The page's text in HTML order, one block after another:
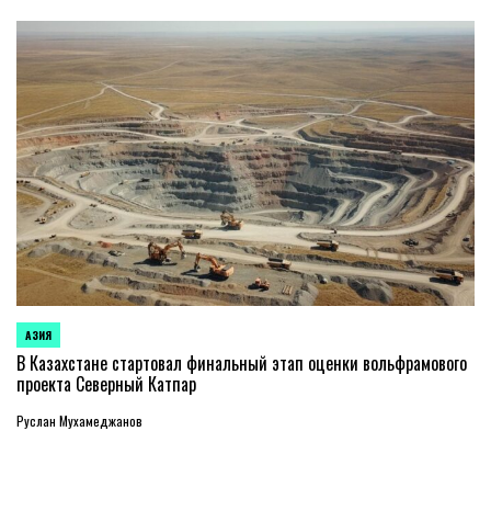
ОПУБЛИКОВАНО
В
АЗИЯ
В Казахстане стартовал финальный этап оценки вольфрамового
проекта Северный Катпар
Руслан Мухамеджанов